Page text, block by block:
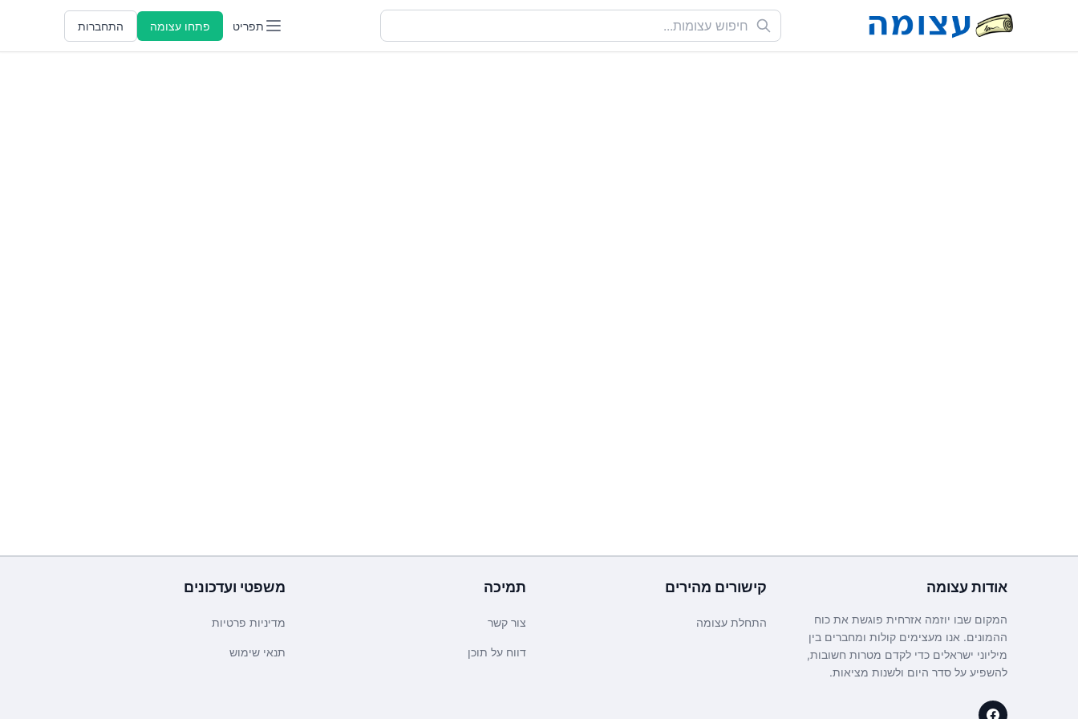
פתחו עצומה התחברות תפריט
אודותעצומה
המקום שבו יוזמה אזרחית פוגשת את כוח
ההמונים. אנו מעצימים קולות ומחברים בין
מיליוני ישראלים כדי לקדם מטרות חשובות,
להשפיע על סדר היום ולשנות מציאות.
קישורים מהירים
התחלת עצומה
תמיכה
צור קשר
דווח על תוכן
משפטי ועדכונים
מדיניות פרטיות
תנאי שימוש